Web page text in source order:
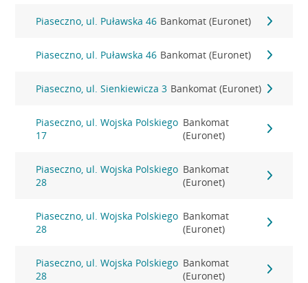
Piaseczno, ul. Puławska 46 Bankomat (Euronet)
Piaseczno, ul. Puławska 46 Bankomat (Euronet)
Piaseczno, ul. Sienkiewicza 3 Bankomat (Euronet)
Piaseczno, ul. Wojska Polskiego
17
Bankomat
(Euronet)
Piaseczno, ul. Wojska Polskiego
28
Bankomat
(Euronet)
Piaseczno, ul. Wojska Polskiego
28
Bankomat
(Euronet)
Piaseczno, ul. Wojska Polskiego
28
Bankomat
(Euronet)